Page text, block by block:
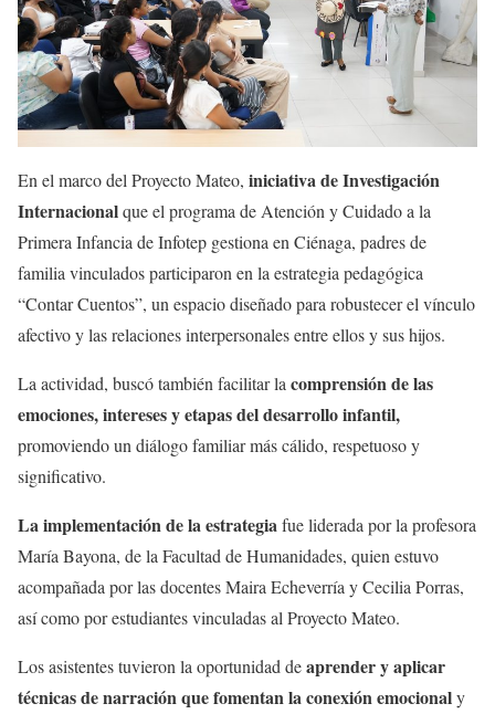
En el marco del Proyecto Mateo, iniciativa de Investigación
Internacionalque el programa de Atención y Cuidado a la
Primera Infancia de Infotep gestiona en Ciénaga, padres de
familia vinculados participaron en la estrategia pedagógica
“Contar Cuentos”, un espacio diseñado para robustecer el vínculo
afectivo y las relaciones interpersonales entre ellos y sus hijos.
La actividad, buscó también facilitar la comprensión de las
emociones, intereses y etapas del desarrollo infantil,
promoviendo un diálogo familiar más cálido, respetuoso y
significativo.
La implementación de la estrategiafue liderada por la profesora
María Bayona, de la Facultad de Humanidades, quien estuvo
acompañada por las docentes Maira Echeverría y Cecilia Porras,
así como por estudiantes vinculadas al Proyecto Mateo.
Los asistentes tuvieron la oportunidad deaprender y aplicar
técnicas de narración que fomentan la conexión emocionaly